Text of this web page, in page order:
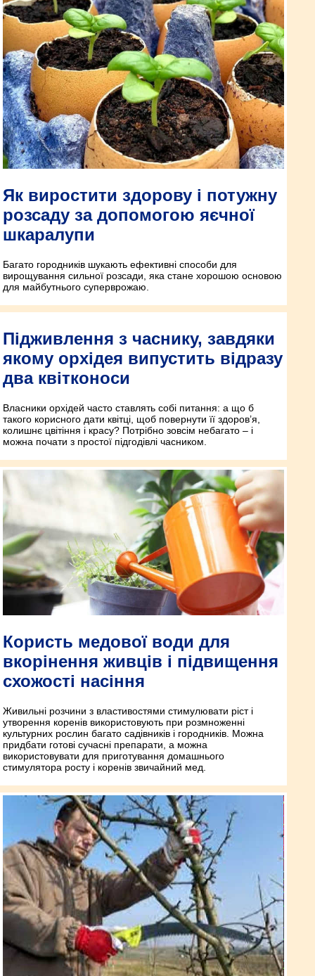
Як виростити здорову і потужну
розсаду за допомогою яєчної
шкаралупи
Багато городників шукають ефективні способи для
вирощування сильної розсади, яка стане хорошою основою
для майбутнього суперврожаю.
Підживлення з часнику, завдяки
якому орхідея випустить відразу
два квітконоси
Власники орхідей часто ставлять собі питання: а що б
такого корисного дати квітці, щоб повернути її здоров’я,
колишнє цвітіння і красу? Потрібно зовсім небагато – і
можна почати з простої підгодівлі часником.
Користь медової води для
вкорінення живців і підвищення
схожості насіння
Живильні розчини з властивостями стимулювати ріст і
утворення коренів використовують при розмноженні
культурних рослин багато садівників і городників. Можна
придбати готові сучасні препарати, а можна
використовувати для приготування домашнього
стимулятора росту і коренів звичайний мед.